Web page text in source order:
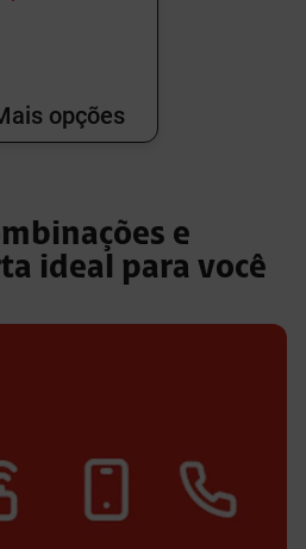
opções
e
ideal para você